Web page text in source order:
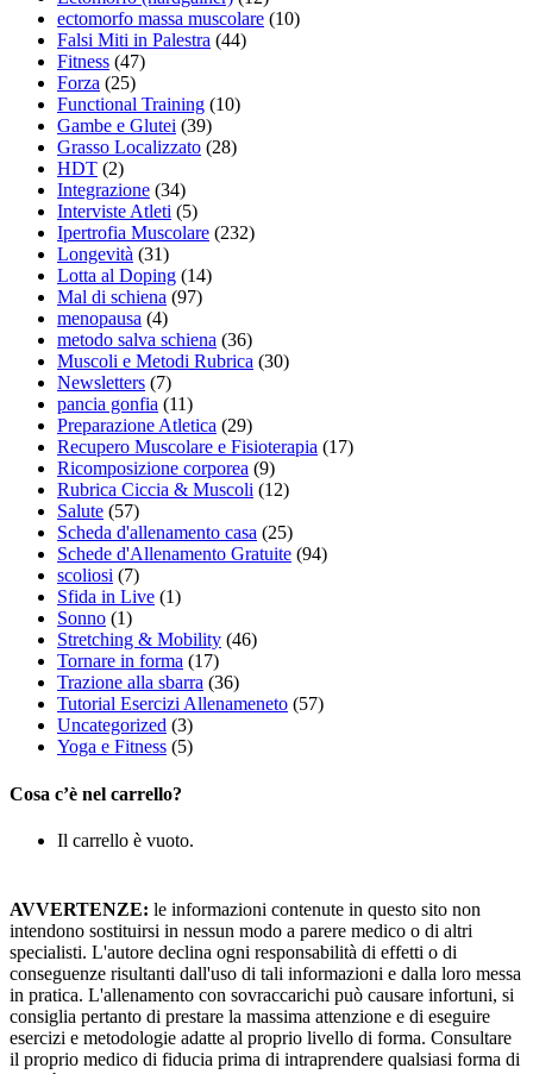
ectomorfo massa muscolare (10)
Falsi Miti in Palestra (44)
Fitness (47)
Forza (25)
Functional Training (10)
Gambe e Glutei (39)
Grasso Localizzato (28)
HDT (2)
Integrazione (34)
Interviste Atleti (5)
Ipertrofia Muscolare (232)
Longevità (31)
Lotta al Doping (14)
Mal di schiena (97)
menopausa (4)
metodo salva schiena (36)
Muscoli e Metodi Rubrica (30)
Newsletters (7)
pancia gonfia (11)
Preparazione Atletica (29)
Recupero Muscolare e Fisioterapia (17)
Ricomposizione corporea (9)
Rubrica Ciccia & Muscoli (12)
Salute (57)
Scheda d'allenamento casa (25)
Schede d'Allenamento Gratuite (94)
scoliosi (7)
Sfida in Live (1)
Sonno (1)
Stretching & Mobility (46)
Tornare in forma (17)
Trazione alla sbarra (36)
Tutorial Esercizi Allenameneto (57)
Uncategorized (3)
Yoga e Fitness (5)
Cosa c’è nel carrello?
Il carrello è vuoto.
AVVERTENZE: le informazioni contenute in questo sito non
intendono sostituirsi in nessun modo a parere medico o di altri
specialisti. L'autore declina ogni responsabilità di effetti o di
conseguenze risultanti dall'uso di tali informazioni e dalla loro messa
in pratica. L'allenamento con sovraccarichi può causare infortuni, si
consiglia pertanto di prestare la massima attenzione e di eseguire
esercizi e metodologie adatte al proprio livello di forma. Consultare
il proprio medico di fiducia prima di intraprendere qualsiasi forma di